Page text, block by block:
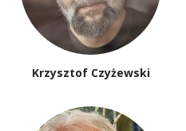
Krzysztof Czyżewski